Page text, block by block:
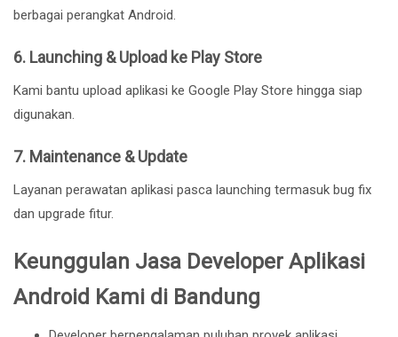
berbagai perangkat Android.
6. Launching & Upload ke Play Store
Kami bantu upload aplikasi ke Google Play Store hingga siap
digunakan.
7. Maintenance & Update
Layanan perawatan aplikasi pasca launching termasuk bug fix
dan upgrade fitur.
Keunggulan Jasa Developer Aplikasi
Android Kami di Bandung